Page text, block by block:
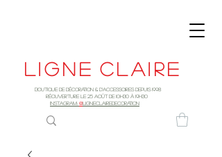
Ligne claire
Boutique de décoration & d'accessoires depuis 1998
RÉOUVERTURE LE 25 AOûT DE 10h30 à 19H30
INSTAGRAM: @LIGNECLAIREDECORATION